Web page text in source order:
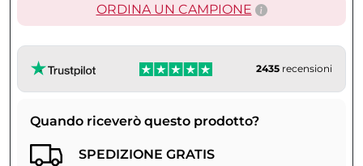
ORDINA UN CAMPIONE
2435 recensioni
Quando riceverò questo prodotto?
SPEDIZIONE GRATIS